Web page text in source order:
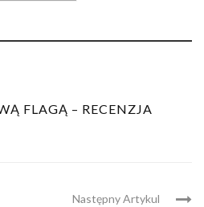
FLAGĄ – RECENZJA
Następny Artykul